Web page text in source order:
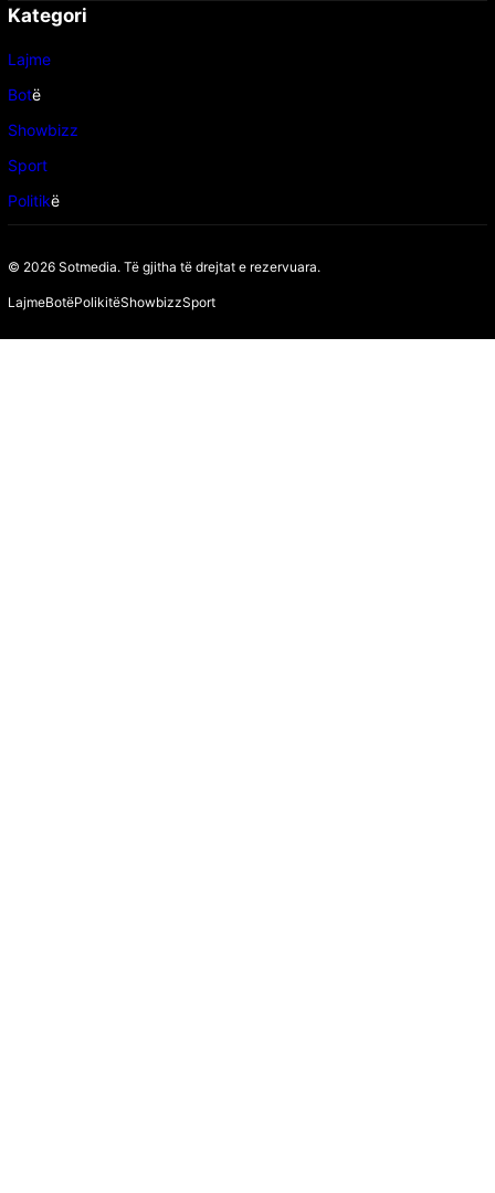
Kategori
Lajme
Botë
Showbizz
Sport
Politikë
© 2026 Sotmedia. Të gjitha të drejtat e rezervuara.
LajmeBotëPolikitëShowbizzSport